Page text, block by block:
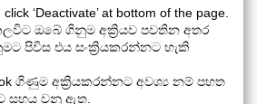
‘Deactivate’ at bottom of the page.
ඔබේ ගිනුම අක්‍රියව පවතින අතර
පිවිස එය සංක්‍රියකරන්නට හැකි
ගිණුම අක්‍රියකරන්නට අවශ්‍ය නම් පහත
සහය වනු ඇත.